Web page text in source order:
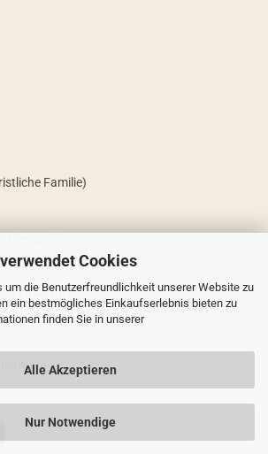
Cookies
um die Benutzerfreundlichkeit unserer Website zu
ein bestmögliches Einkaufserlebnis bieten zu
finden Sie in unserer
Alle Akzeptieren
Nur Notwendige
Familie)
Literatur)